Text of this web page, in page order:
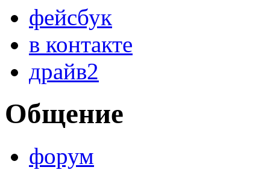
фейсбук
в контакте
драйв2
Общение
форум